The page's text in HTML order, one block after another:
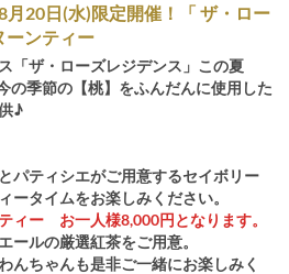
月20日(水)限定開催！「 ザ・ロー
ーンティー
「ザ・ローズレジデンス」この夏
の季節の【桃】をふんだんに使用した
♪
パティシエがご用意するセイボリー
ータイムをお楽しみください。
ィー お一人様8,000円となります。
ールの厳選紅茶をご用意。
んちゃんも是非ご一緒にお楽しみく